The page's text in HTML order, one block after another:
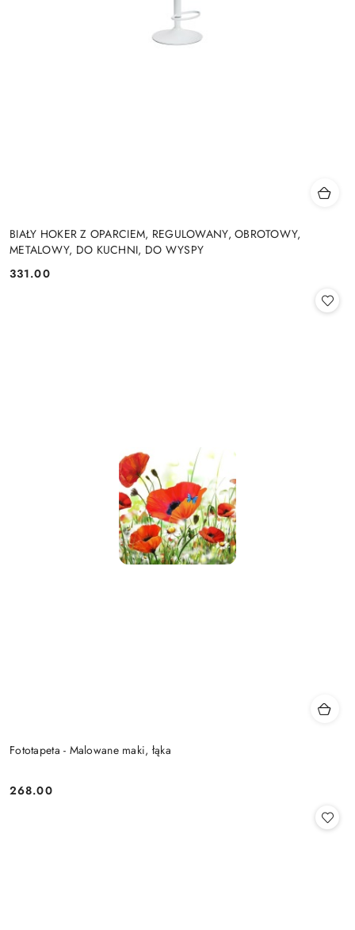
BIAŁY HOKER Z OPARCIEM, REGULOWANY, OBROTOWY,
METALOWY, DO KUCHNI, DO WYSPY
Cena:
331.00
Fototapeta - Malowane maki, łąka
Cena:
268.00